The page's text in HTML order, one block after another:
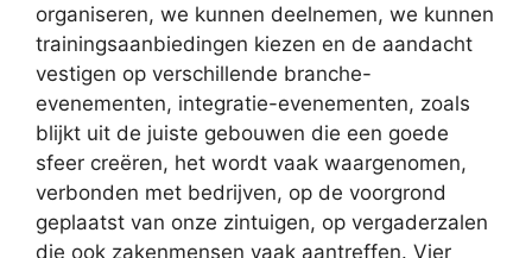
organiseren, we kunnen deelnemen, we kunnen
trainingsaanbiedingen kiezen en de aandacht
vestigen op verschillende branche-
evenementen, integratie-evenementen, zoals
blijkt uit de juiste gebouwen die een goede
sfeer creëren, het wordt vaak waargenomen,
verbonden met bedrijven, op de voorgrond
geplaatst van onze zintuigen, op vergaderzalen
die ook zakenmensen vaak aantreffen. Vier